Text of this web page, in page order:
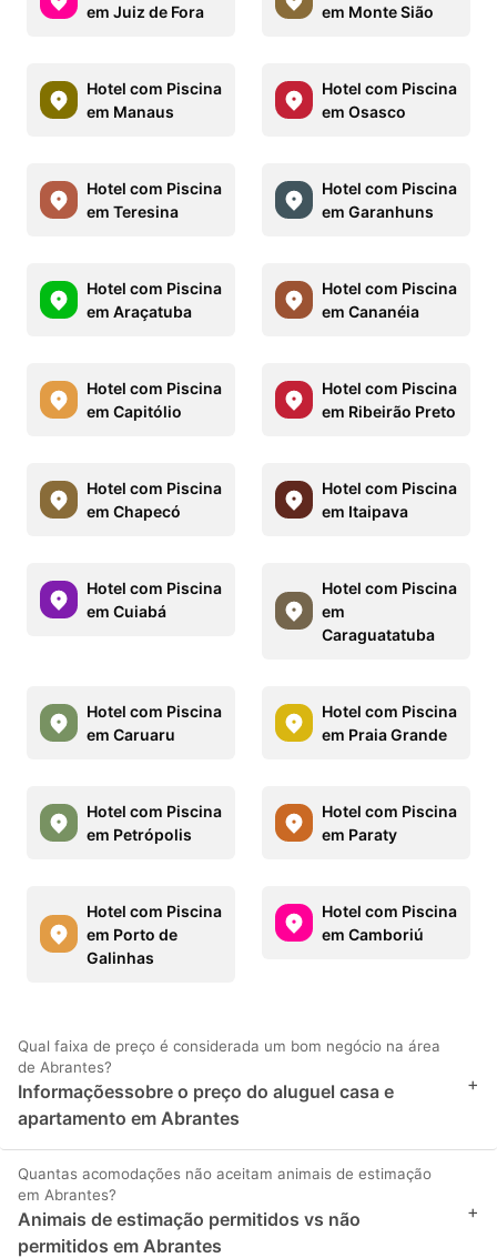
em Juiz de Fora
em Monte Sião
Hotel com Piscina
em Manaus
Hotel com Piscina
em Osasco
Hotel com Piscina
em Teresina
Hotel com Piscina
em Garanhuns
Hotel com Piscina
em Araçatuba
Hotel com Piscina
em Cananéia
Hotel com Piscina
em Capitólio
Hotel com Piscina
em Ribeirão Preto
Hotel com Piscina
em Chapecó
Hotel com Piscina
em Itaipava
Hotel com Piscina
em Cuiabá
Hotel com Piscina
em
Caraguatatuba
Hotel com Piscina
em Caruaru
Hotel com Piscina
em Praia Grande
Hotel com Piscina
em Petrópolis
Hotel com Piscina
em Paraty
Hotel com Piscina
em Porto de
Galinhas
Hotel com Piscina
em Camboriú
Qual faixa de preço é considerada um bom negócio na área
de Abrantes?
Informaçõessobre o preço do aluguel casa e
apartamento em Abrantes
+
Quantas acomodações não aceitam animais de estimação
em Abrantes?
Animais de estimação permitidos vs não
permitidos em Abrantes
+